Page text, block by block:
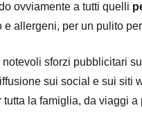
ovviamente a tutti quelli
allergeni, per un pulito
sforzi pubblicitari
sui social e sui siti
la famiglia, da viaggi a